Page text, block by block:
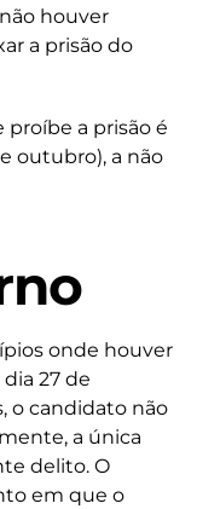
houver
a prisão do
proíbe a prisão é
outubro), a não
onde houver
27 de
o candidato não
a única
delito. O
em que o